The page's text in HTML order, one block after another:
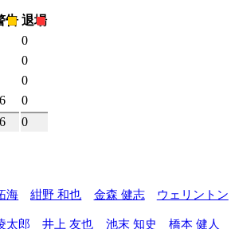
告 退場
0
0
0
0
0
海 紺野 和也 金森 健志 ウェリントン
太郎 井上 友也 池末 知史 橋本 健人